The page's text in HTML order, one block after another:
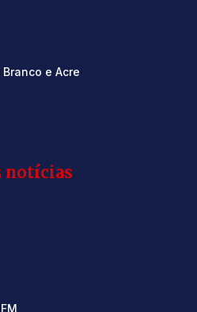
e Acre
notícias